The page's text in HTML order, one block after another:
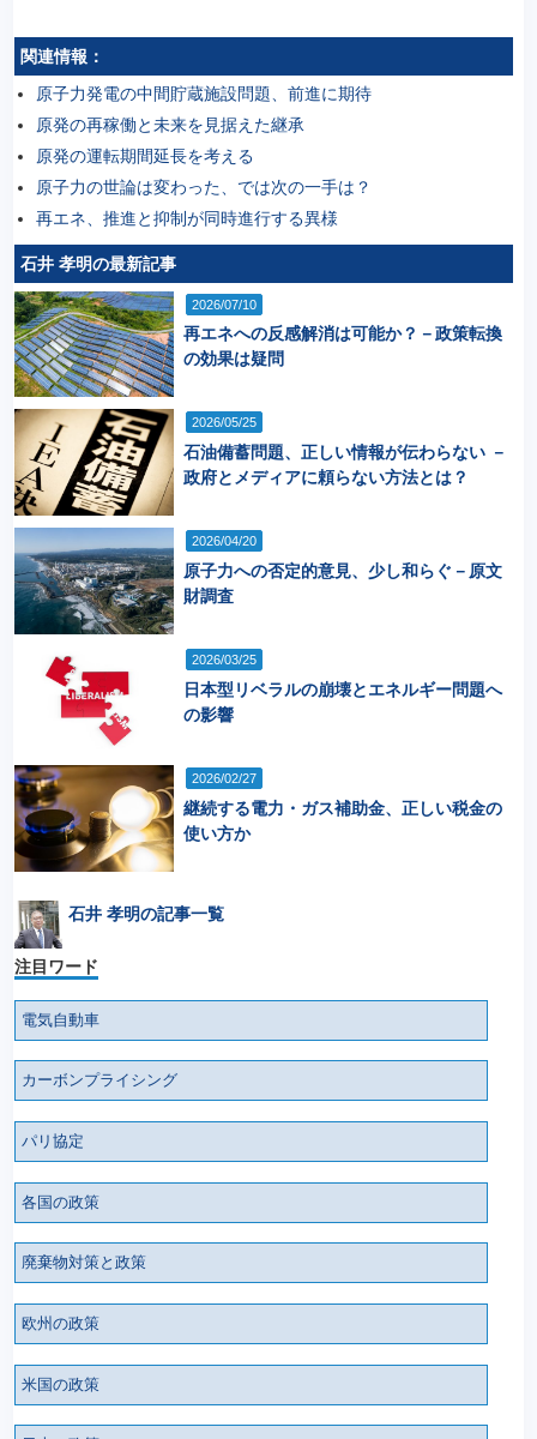
関連情報：
原子力発電の中間貯蔵施設問題、前進に期待
原発の再稼働と未来を見据えた継承
原発の運転期間延長を考える
原子力の世論は変わった、では次の一手は？
再エネ、推進と抑制が同時進行する異様
石井 孝明の最新記事
2026/07/10
再エネへの反感解消は可能か？－政策転換
の効果は疑問
2026/05/25
石油備蓄問題、正しい情報が伝わらない －
政府とメディアに頼らない方法とは？
2026/04/20
原子力への否定的意見、少し和らぐ－原文
財調査
2026/03/25
日本型リベラルの崩壊とエネルギー問題へ
の影響
2026/02/27
継続する電力・ガス補助金、正しい税金の
使い方か
石井 孝明の記事一覧
注目ワード
電気自動車
カーボンプライシング
パリ協定
各国の政策
廃棄物対策と政策
欧州の政策
米国の政策